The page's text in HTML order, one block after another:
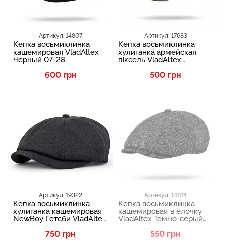
Артикул: 14807
Кепка восьмиклинка
кашемировая VladAltex
Черный 07-28
600 грн
Артикул: 19322
Кепка восьмиклинка
хулиганка кашемировая
NewBoy Гетсби VladAltex
750 грн
Артикул: 17683
Кепка восьмиклинка
хулиганка армейская
піксель VladAltex
500 грн
Артикул: 14814
Кепка восьмиклинка
кашемировая в ёлочку
VladAltex Темно-серый
550 грн